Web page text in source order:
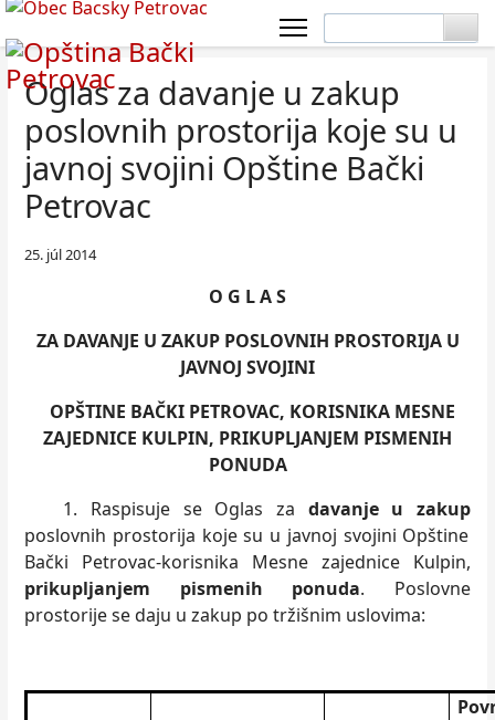
Oglas za davanje u zakup
poslovnih prostorija koje su u
javnoj svojini Opštine Bački
Petrovac
25. júl 2014
O G L A S
ZA DAVANJE U ZAKUP POSLOVNIH PROSTORIJA U
JAVNOJ SVOJINI
OPŠTINE BAČKI PETROVAC, KORISNIKA MESNE
ZAJEDNICE KULPIN, PRIKUPLJANJEM PISMENIH
PONUDA
1. Raspisuje se Oglas za davanje u zakup
poslovnih prostorija koje su u javnoj svojini Opštine
Bački Petrovac-korisnika Mesne zajednice Kulpin,
prikupljanjem pismenih ponuda. Poslovne
prostorije se daju u zakup po tržišnim uslovima: